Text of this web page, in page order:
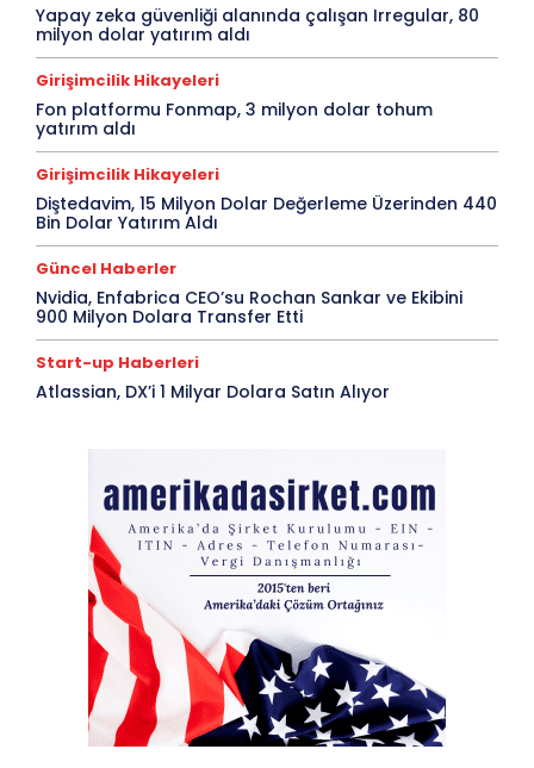
Yapay zeka güvenliği alanında çalışan Irregular, 80
milyon dolar yatırım aldı
Girişimcilik Hikayeleri
Fon platformu Fonmap, 3 milyon dolar tohum
yatırım aldı
Girişimcilik Hikayeleri
Diştedavim, 15 Milyon Dolar Değerleme Üzerinden 440
Bin Dolar Yatırım Aldı
Güncel Haberler
Nvidia, Enfabrica CEO’su Rochan Sankar ve Ekibini
900 Milyon Dolara Transfer Etti
Start-up Haberleri
Atlassian, DX’i 1 Milyar Dolara Satın Alıyor